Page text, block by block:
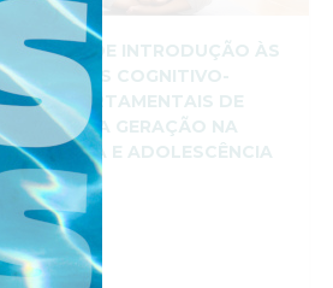
CURSO DE INTRODUÇÃO ÀS
TERAPIAS COGNITIVO-
COMPORTAMENTAIS DE
TERCEIRA GERAÇÃO NA
INFÂNCIA E ADOLESCÊNCIA